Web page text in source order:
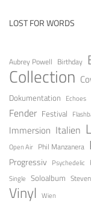
LOST FOR WORDS
Aubrey Powell Birthday
Collection
Dokumentation Echoes
Fender Festival
Immersion Italien
Open Air Phil Manzanera
Progressiv Psychedelic
Single Soloalbum
Vinyl Wien